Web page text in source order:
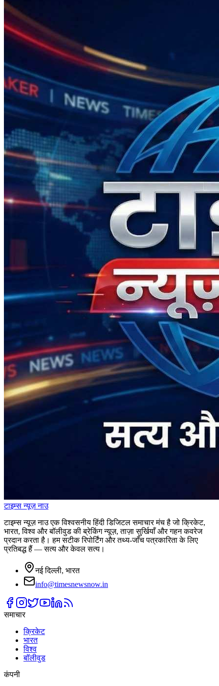
टाइम्सन्यूज़नाउ
टाइम्स न्यूज़ नाउ एक विश्वसनीय हिंदी डिजिटल समाचार मंच है जो क्रिकेट,
भारत, विश्व और बॉलीवुड की ब्रेकिंग न्यूज़, ताज़ा सुर्खियाँ और गहन कवरेज
प्रदान करता है। हम सटीक रिपोर्टिंग और तथ्य-जाँच पत्रकारिता के लिए
प्रतिबद्ध हैं — सत्य और केवल सत्य।
नई दिल्ली, भारत
info@timesnewsnow.in
समाचार
क्रिकेट
भारत
विश्व
बॉलीवुड
कंपनी